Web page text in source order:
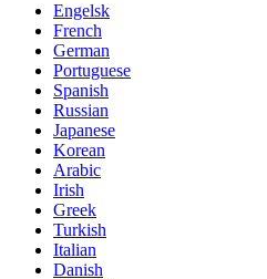
Engelsk
French
German
Portuguese
Spanish
Russian
Japanese
Korean
Arabic
Irish
Greek
Turkish
Italian
Danish